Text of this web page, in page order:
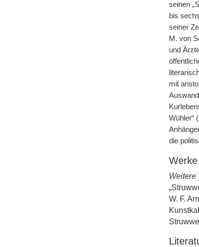
seinen
bis
seiner
M. von
und
mit
Wühler“
die
Werke
Weitere
W. F.